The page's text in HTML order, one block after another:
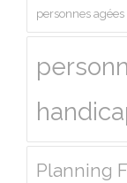
personnes agées
Planning